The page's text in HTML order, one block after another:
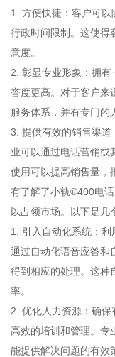
1. 方便快捷：客户可
行政时间限制。这使得
意度。
2. 彰显专业形象：拥
誉度更高。对于客户来
服务体系，并有专门的
3. 提供有效的销售渠
业可以通过电话营销或
使用可以提高销售量，
有了解了小轨®400电
以占领市场。以下是几
1. 引入自动化系统：利
通过自动化语音应答和
得到相应的处理。这种
率。
2. 优化人力资源：确
高效的培训和管理。专
能提供解决问题的有效